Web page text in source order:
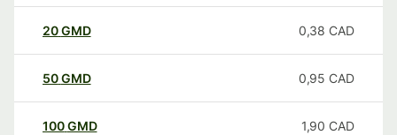
20GMD 0,38 CAD
50GMD 0,95 CAD
100GMD 1,90 CAD